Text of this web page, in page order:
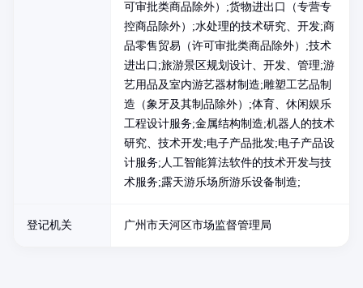
可审批类商品除外）;货物进出口（专营专
控商品除外）;水处理的技术研究、开发;商
品零售贸易（许可审批类商品除外）;技术
进出口;旅游景区规划设计、开发、管理;游
艺用品及室内游艺器材制造;雕塑工艺品制
造（象牙及其制品除外）;体育、休闲娱乐
工程设计服务;金属结构制造;机器人的技术
研究、技术开发;电子产品批发;电子产品设
计服务;人工智能算法软件的技术开发与技
术服务;露天游乐场所游乐设备制造;
登记机关 广州市天河区市场监督管理局